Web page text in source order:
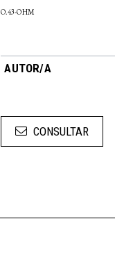
O.43-OHM
AUTOR/A
CONSULTAR